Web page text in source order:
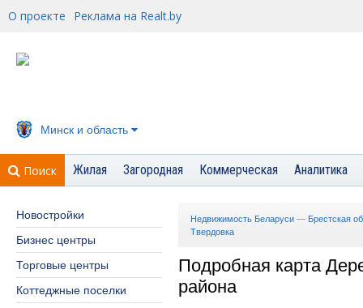
О проекте Реклама на Realt.by
Минск и область
Поиск Жилая Загородная Коммерческая Аналитика
Новостройки
Бизнес центры
Торговые центры
Коттеджные поселки
Недвижимость Беларуси — Брестская
Твердовка
Подробная карта
района